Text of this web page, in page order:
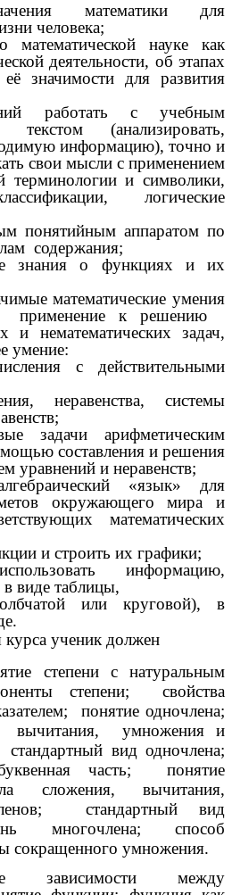
математики для
человека;
математической науке как
деятельности, об этапах
значимости для развития
работать с учебным
текстом (анализировать,
информацию), точно и
свои мысли с применением
терминологии и символики,
логические
понятийным аппаратом по
содержания;
знания о функциях и их
математические умения
к решению
и нематематических задач,
умение:
с действительными
неравенства, системы
задачи арифметическим
составления и решения
уравнений и неравенств;
«язык» для
окружающего мира и
математических
и строить их графики;
информацию,
виде таблицы,
или круговой), в
курса ученик должен
степени с натуральным
степени; свойства
понятие одночлена;
вычитания, умножения и
вид одночлена;
часть; понятие
сложения, вычитания,
стандартный вид
многочлена; способ
сокращенного умножения.
зависимости между